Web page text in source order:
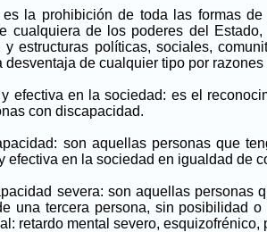
es la prohibición de toda las formas
cualquiera de los poderes del
y estructuras políticas, sociales,
desventaja de cualquier tipo por
efectiva en la sociedad: es el
con discapacidad.
son aquellas personas que
efectiva en la sociedad en igualdad de
severa: son aquellas
una tercera persona, sin posibilidad
retardo mental severo,